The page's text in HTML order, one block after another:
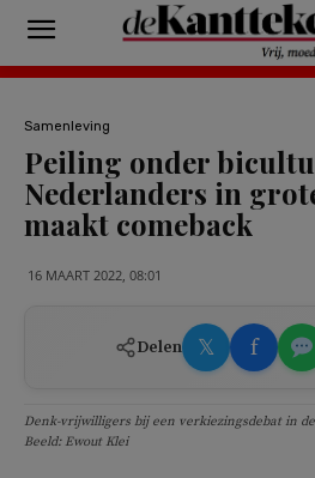
Samenleving
Peiling onder
Nederlanders in
maakt comeback
16 MAART 2022, 08:01
Delen 𝕏 f
Denk-vrijwilligers bij een verkiezingsdebat in
Beeld: Ewout Klei